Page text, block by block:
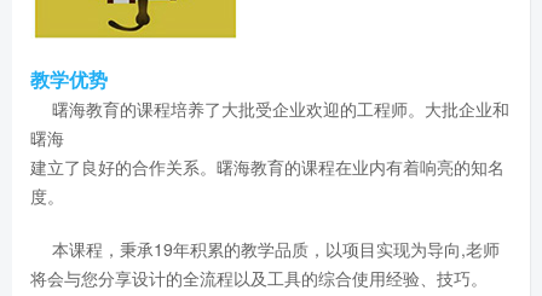
教学优势
曙海教育的课程培养了大批受企业欢迎的工程师。大批企业和
曙海
建立了良好的合作关系。曙海教育的课程在业内有着响亮的知名
度。
本课程，秉承19年积累的教学品质，以项目实现为导向,老师
将会与您分享设计的全流程以及工具的综合使用经验、技巧。